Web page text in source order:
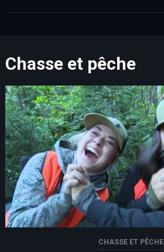
Chasse et pêche
CHASSE ET PÊCHE